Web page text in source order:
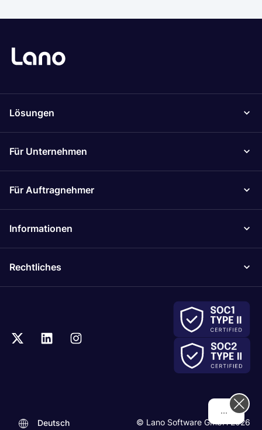
Lösungen
Für Unternehmen
Für Auftragnehmer
Informationen
Rechtliches
© Lano Software GmbH 2026
Deutsch
Hi! How can we help you today?